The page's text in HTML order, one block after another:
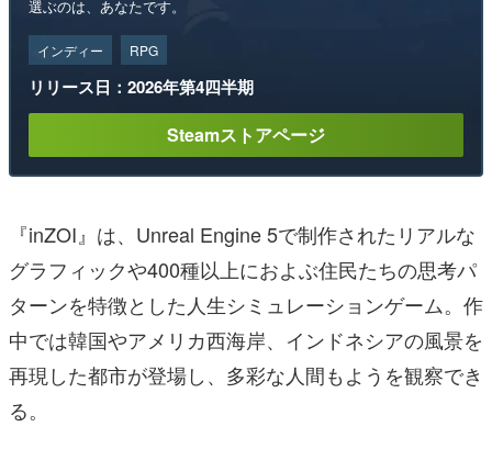
選ぶのは、あなたです。
インディー RPG
リリース日：2026年第4四半期
Steamストアページ
『inZOI』は、Unreal Engine 5で制作されたリアルな
グラフィックや400種以上におよぶ住民たちの思考パ
ターンを特徴とした人生シミュレーションゲーム。作
中では韓国やアメリカ西海岸、インドネシアの風景を
再現した都市が登場し、多彩な人間もようを観察でき
る。